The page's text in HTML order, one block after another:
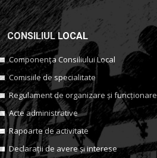
CONSILIUL LOCAL
Componența Consiliului Local
Comisiile de specialitate
Regulament de organizare și funcționare
Acte administrative
Rapoarte de activitate
Declarații de avere și interese